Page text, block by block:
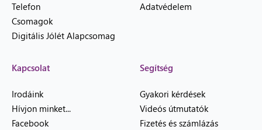
Telefon
Csomagok
Digitális Jólét Alapcsomag
Adatvédelem
Kapcsolat
Irodáink
Hívjon minket...
Facebook
Segítség
Gyakori kérdések
Videós útmutatók
Fizetés és számlázás